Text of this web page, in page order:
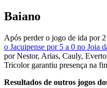
Baiano
Após perder o jogo de ida por
o Jacuipense por 5 a 0 no Joia
por Nestor, Arias, Cauly,
Tricolor garantiu presença na
Resultados de outros jogos